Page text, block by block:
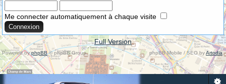
Me connecter automatiquement à chaque visite
Full Version
Powered byphpBB© phpBB Group. phpBB Mobile / SEO byArtodia .